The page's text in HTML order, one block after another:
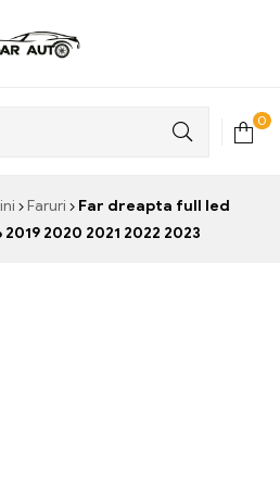
0
Faruri
Far dreapta full led
2020 2021 2022 2023